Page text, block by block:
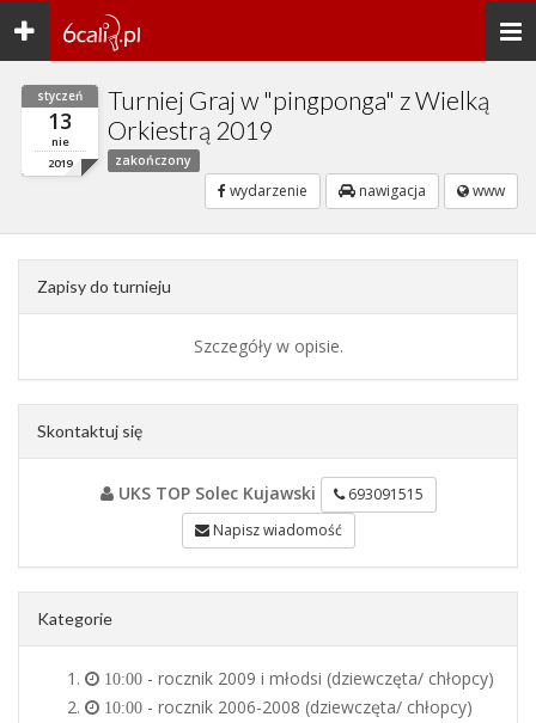
Toggle
navigation
styczeń
13
nie
2019
Turniej Graj w "pingponga" z Wielką
Orkiestrą 2019
zakończony
wydarzenie nawigacja www
Zapisy do turnieju
Szczegóły w opisie.
Skontaktuj się
UKS TOP Solec Kujawski
693091515
Napisz wiadomość
Kategorie
10:00 - rocznik 2009 i młodsi (dziewczęta/ chłopcy)
10:00 - rocznik 2006-2008 (dziewczęta/ chłopcy)